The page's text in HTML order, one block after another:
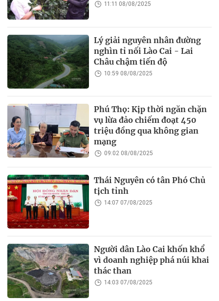
11:11 08/08/2025
Lý giải nguyên nhân đường
nghìn tỉ nối Lào Cai - Lai
Châu chậm tiến độ
10:59 08/08/2025
Phú Thọ: Kịp thời ngăn chặn
vụ lừa đảo chiếm đoạt 450
triệu đồng qua không gian
mạng
09:02 08/08/2025
Thái Nguyên có tân Phó Chủ
tịch tỉnh
14:07 07/08/2025
Người dân Lào Cai khốn khổ
vì doanh nghiệp phá núi khai
thác than
14:03 07/08/2025